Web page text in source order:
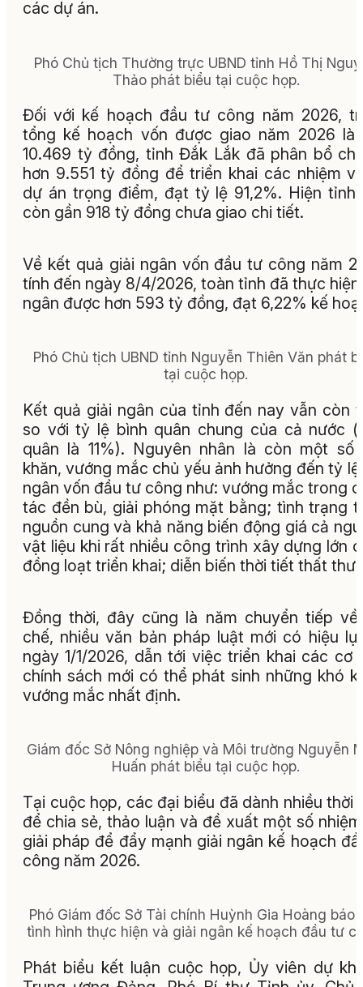
các dự án.
Phó Chủ tịch Thường trực UBND tỉnh Hồ Thị
Thảo phát biểu tại cuộc họp.
Đối với kế hoạch đầu tư công năm 2026,
tổng kế hoạch vốn được giao năm 2026 là
10.469 tỷ đồng, tỉnh Đắk Lắk đã phân bổ
hơn 9.551 tỷ đồng để triển khai các nhiệm
dự án trọng điểm, đạt tỷ lệ 91,2%. Hiện tỉnh
còn gần 918 tỷ đồng chưa giao chi tiết.
Về kết quả giải ngân vốn đầu tư công năm
tính đến ngày 8/4/2026, toàn tỉnh đã thực hiện
ngân được hơn 593 tỷ đồng, đạt 6,22% kế
Phó Chủ tịch UBND tỉnh Nguyễn Thiên Văn phát
tại cuộc họp.
Kết quả giải ngân của tỉnh đến nay vẫn còn
so với tỷ lệ bình quân chung của cả nước
quân là 11%). Nguyên nhân là còn một số
khăn, vướng mắc chủ yếu ảnh hưởng đến tỷ lệ
ngân vốn đầu tư công như: vướng mắc trong
tác đền bù, giải phóng mặt bằng; tình trạng
nguồn cung và khả năng biến động giá cả
vật liệu khi rất nhiều công trình xây dựng lớn
đồng loạt triển khai; diễn biến thời tiết thất
Đồng thời, đây cũng là năm chuyển tiếp về
chế, nhiều văn bản pháp luật mới có hiệu
ngày 1/1/2026, dẫn tới việc triển khai các cơ
chính sách mới có thể phát sinh những khó
vướng mắc nhất định.
Giám đốc Sở Nông nghiệp và Môi trường Nguyễn
Huấn phát biểu tại cuộc họp.
Tại cuộc họp, các đại biểu đã dành nhiều thời
để chia sẻ, thảo luận và đề xuất một số
giải pháp để đẩy mạnh giải ngân kế hoạch
công năm 2026.
Phó Giám đốc Sở Tài chính Huỳnh Gia Hoàng báo
tình hình thực hiện và giải ngân kế hoạch đầu tư
Phát biểu kết luận cuộc họp, Ủy viên dự